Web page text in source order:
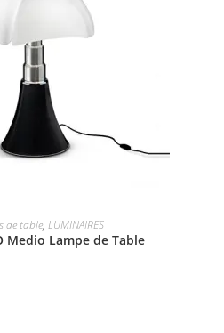
de table, LUMINAIRES
Medio Lampe de Table